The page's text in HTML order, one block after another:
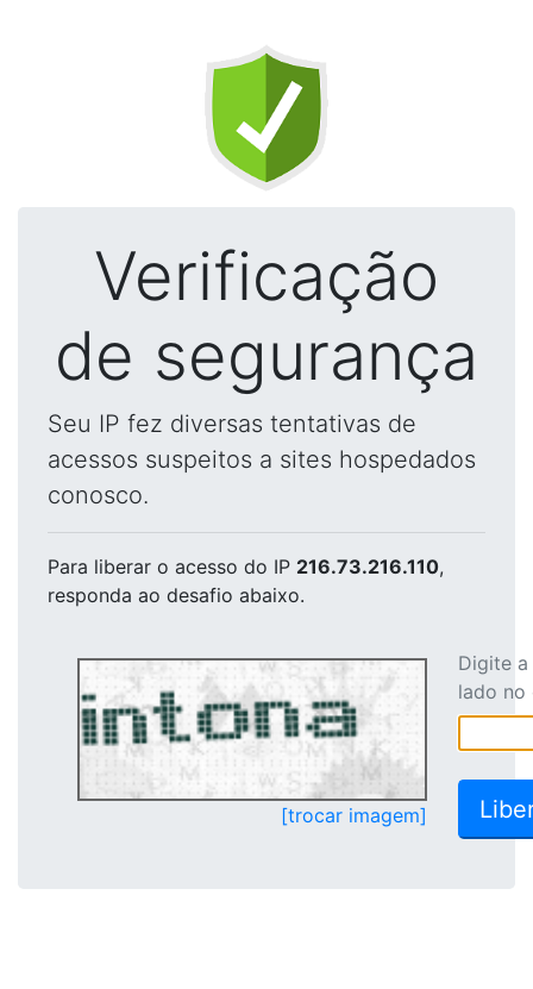
Verificação
de segurança
Seu IP fez diversas tentativas de
acessos suspeitos a sites hospedados
conosco.
Para liberar o acesso do IP 216.73.216.110,
responda ao desafio abaixo.
[trocar imagem]
Digite
lado no